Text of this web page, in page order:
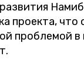
проекта, что
проблемой в